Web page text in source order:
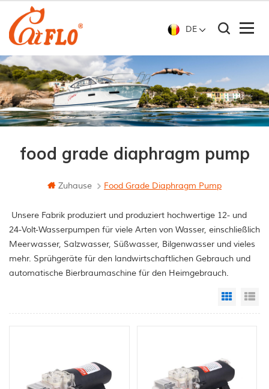
DE
food grade diaphragm pump
Zuhause Food Grade Diaphragm Pump
Unsere Fabrik produziert und produziert hochwertige 12- und
24-Volt-Wasserpumpen für viele Arten von Wasser, einschließlich
Meerwasser, Salzwasser, Süßwasser, Bilgenwasser und vieles
mehr. Sprühgeräte für den landwirtschaftlichen Gebrauch und
automatische Bierbraumaschine für den Heimgebrauch.
Grid